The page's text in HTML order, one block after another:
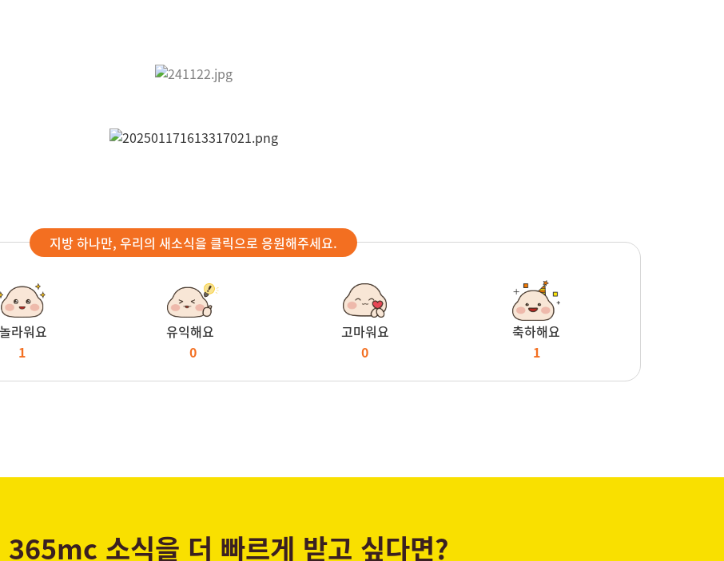
지방 하나만, 우리의 새소식을 클릭으로 응원해주세요.
놀라워요
1
유익해요
0
고마워요
0
축하해요
1
365mc 소식을 더 빠르게 받고 싶다면?